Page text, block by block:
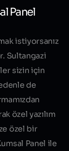
Panel
istiyorsanız
Sultangazi
sizin için
de
özel yazılım
özel bir
Panel ile